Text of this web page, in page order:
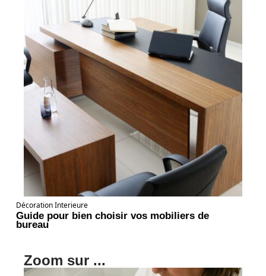
Décoration Interieure
Guide pour bien choisir vos mobiliers de
bureau
Zoom sur ...